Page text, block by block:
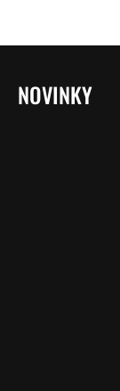
NOVINKY